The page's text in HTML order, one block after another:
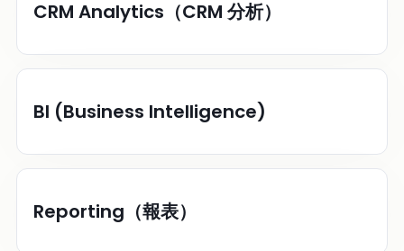
CRM Analytics（CRM 分析）
BI (Business Intelligence)
Reporting（報表）